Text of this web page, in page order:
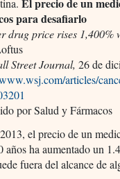
para desafiarlo
drug price rises 1,400%
Street Journal, 26 de
articles/
por Salud y Fármacos
el precio de un
años ha aumentado un
fuera del alcance de